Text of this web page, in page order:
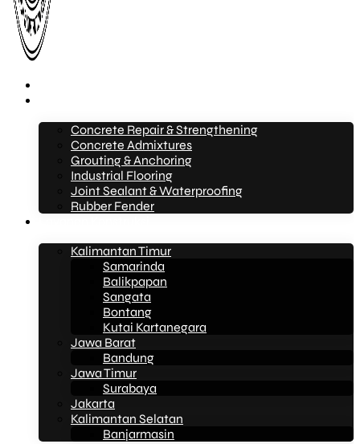
Concrete Repair & Strengthening
Concrete Admixtures
Grouting & Anchoring
Industrial Flooring
Joint Sealant & Waterproofing
Rubber Fender
Kalimantan Timur
Samarinda
Balikpapan
Sangata
Bontang
Kutai Kartanegara
Jawa Barat
Bandung
Jawa Timur
Surabaya
Jakarta
Kalimantan Selatan
Banjarmasin